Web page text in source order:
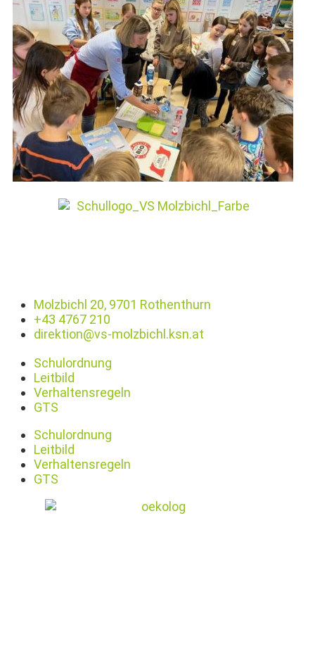
Molzbichl 20, 9701 Rothenthurn
+43 4767 210
direktion@vs-molzbichl.ksn.at
Schulordnung
Leitbild
Verhaltensregeln
GTS
Schulordnung
Leitbild
Verhaltensregeln
GTS